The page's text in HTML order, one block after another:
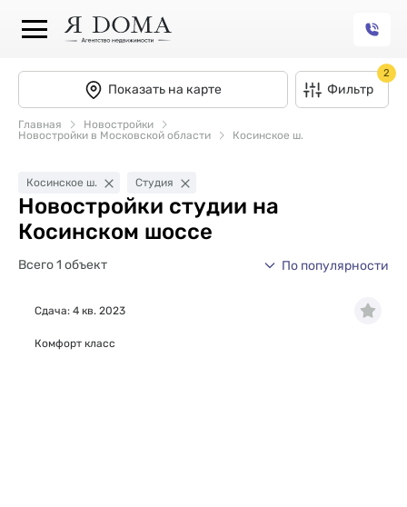
Показать на карте Фильтр
2
Главная
Новостройки
Новостройки в Московской области
Косинское ш.
Косинское ш. Студия
Новостройки студии на
Косинском шоссе
Всего 1 объект По популярности
Сдача: 4 кв. 2023
Комфорт класс